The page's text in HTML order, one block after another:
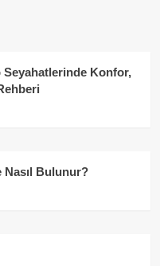
Konfor,
Bulunur?